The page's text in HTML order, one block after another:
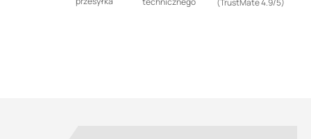
(TrustMate 4.9/5)